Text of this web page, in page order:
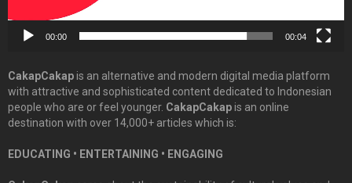
00:00 00:04
CakapCakapis an alternative and modern digital media platform
with attractive and sophisticated content dedicated to Indonesian
people who are or feel younger. CakapCakapis an online
destination with over 14,000+ articles which is:
EDUCATING • ENTERTAINING • ENGAGING